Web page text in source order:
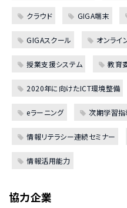
クラウド GIGA端末
GIGAスクール オンライ
授業支援システム 教育
2020年に向けたICT環境整備
eラーニング 次期学習指
情報リテラシー連続セミナー
情報活用能力
協力企業